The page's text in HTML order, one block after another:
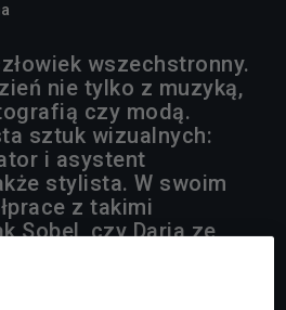
wszechstronny.
nie tylko z muzyką,
czy modą.
sztuk wizualnych:
i asystent
stylista. W swoim
z takimi
Sobel, czy Daria ze